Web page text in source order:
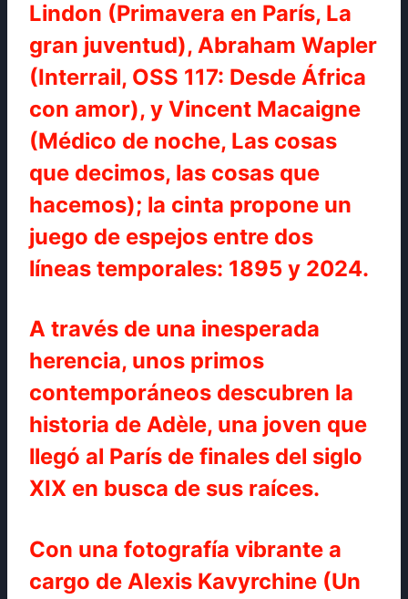
Lindon (Primavera en París, La
gran juventud), Abraham Wapler
(Interrail, OSS 117: Desde África
con amor), y Vincent Macaigne
(Médico de noche, Las cosas
que decimos, las cosas que
hacemos); la cinta propone un
juego de espejos entre dos
líneas temporales: 1895 y 2024.
A través de una inesperada
herencia, unos primos
contemporáneos descubren la
historia de Adèle, una joven que
llegó al París de finales del siglo
XIX en busca de sus raíces.
Con una fotografía vibrante a
cargo de Alexis Kavyrchine (Un